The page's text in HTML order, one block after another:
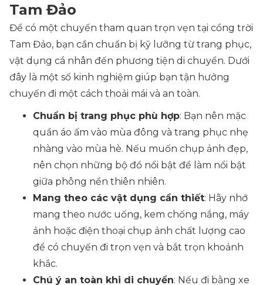
Tam Đảo
Để có một chuyến tham quan trọn vẹn tại cổng trời
Tam Đảo, bạn cần chuẩn bị kỹ lưỡng từ trang phục,
vật dụng cá nhân đến phương tiện di chuyển. Dưới
đây là một số kinh nghiệm giúp bạn tận hưởng
chuyến đi một cách thoải mái và an toàn.
Chuẩn bị trang phục phù hợp: Bạn nên mặc
quần áo ấm vào mùa đông và trang phục nhẹ
nhàng vào mùa hè. Nếu muốn chụp ảnh đẹp,
nên chọn những bộ đồ nổi bật để làm nổi bật
giữa phông nền thiên nhiên.
Mang theo các vật dụng cần thiết: Hãy nhớ
mang theo nước uống, kem chống nắng, máy
ảnh hoặc điện thoại chụp ảnh chất lượng cao
để có chuyến đi trọn vẹn và bắt trọn khoảnh
khắc.
Chú ý an toàn khi di chuyển: Nếu đi bằng xe